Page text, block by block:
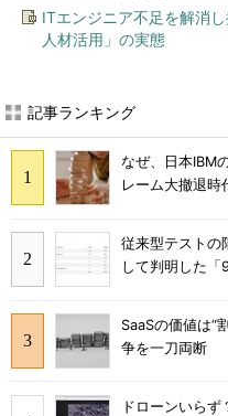
ITエンジニア不足を解消
人材活用」の実態
記事ランキング
なぜ、日本IBM
レーム大撤退時
従来型テスト
して判明した
SaaSの価値は“
争を一刀両断
ドローンいら